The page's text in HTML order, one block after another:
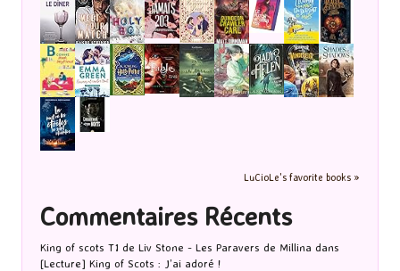
LuCioLe's favorite books »
Commentaires Récents
King of scots T1 de Liv Stone - Les Paravers de Millina dans
[Lecture] King of Scots : J’ai adoré !